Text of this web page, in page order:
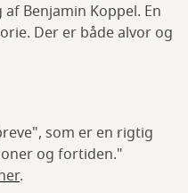
Benjamin Koppel. En
Der er både alvor og
som er en rigtig
og fortiden."
.